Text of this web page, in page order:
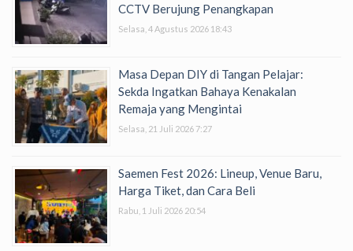
CCTV Berujung Penangkapan
Selasa, 4 Agustus 2026 18:43
Masa Depan DIY di Tangan Pelajar:
Sekda Ingatkan Bahaya Kenakalan
Remaja yang Mengintai
Selasa, 21 Juli 2026 7:27
Saemen Fest 2026: Lineup, Venue Baru,
Harga Tiket, dan Cara Beli
Rabu, 1 Juli 2026 20:54